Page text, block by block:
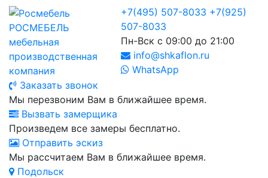
РОСМЕБЕЛЬ
мебельная
производственная
компания
+7(495) 507-8033 +7(925)
507-8033
Пн-Вск с 09:00 до 21:00
info@shkaflon.ru
WhatsApp
Заказать звонок
Мы перезвоним Вам в ближайшее время.
Вызвать замерщика
Произведем все замеры бесплатно.
Отправить эскиз
Мы рассчитаем Вам в ближайшее время.
Подольск